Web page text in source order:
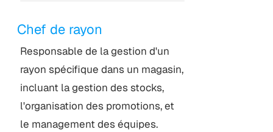
Chef de rayon
Responsable de la gestion d'un
rayon spécifique dans un magasin,
incluant la gestion des stocks,
l'organisation des promotions, et
le management des équipes.